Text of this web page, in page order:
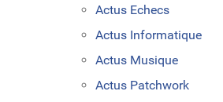
Actus Echecs
Actus Informatique
Actus Musique
Actus Patchwork